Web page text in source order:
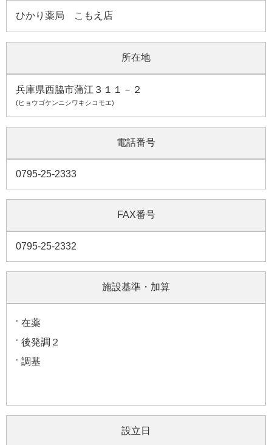
ひかり薬局 こもえ店
所在地
兵庫県西脇市蒲江３１１－２
(ヒョウゴケンニシワキシコモエ)
電話番号
0795-25-2333
FAX番号
0795-25-2332
施設基準・加算
在薬
後発調２
調基
設立日